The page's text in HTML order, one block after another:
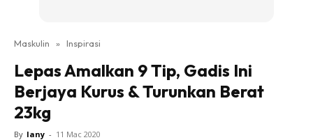
Maskulin » Inspirasi
Lepas Amalkan 9 Tip, Gadis Ini
Berjaya Kurus & Turunkan Berat
23kg
By lany - 11 Mac 2020